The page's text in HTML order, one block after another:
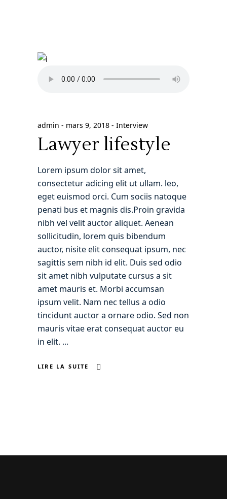
admin mars 9, 2018 Interview
Lawyer lifestyle
Lorem ipsum dolor sit amet,
consectetur adicing elit ut ullam. leo,
eget euismod orci. Cum sociis natoque
penati bus et magnis dis.Proin gravida
nibh vel velit auctor aliquet. Aenean
sollicitudin, lorem quis bibendum
auctor, nisite elit consequat ipsum, nec
sagittis sem nibh id elit. Duis sed odio
sit amet nibh vulputate cursus a sit
amet mauris et. Morbi accumsan
ipsum velit. Nam nec tellus a odio
tincidunt auctor a ornare odio. Sed non
mauris vitae erat consequat auctor eu
in elit.
LIRE LA SUITE